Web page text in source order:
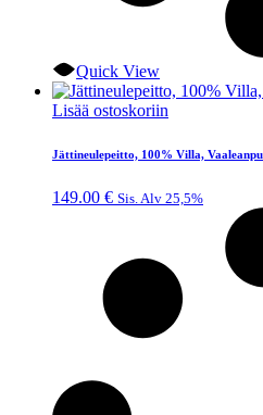
Quick View
Lisää ostoskoriin
Jättineulepeitto, 100% Villa,
149.00 € Sis. Alv 25,5%